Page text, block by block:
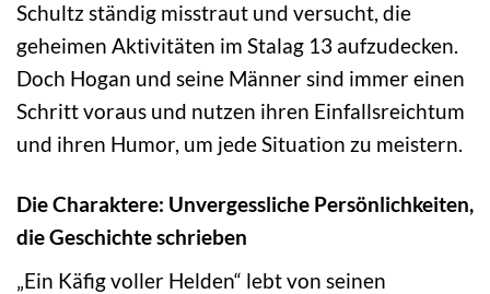
Schultz ständig misstraut und versucht, die
geheimen Aktivitäten im Stalag 13 aufzudecken.
Doch Hogan und seine Männer sind immer einen
Schritt voraus und nutzen ihren Einfallsreichtum
und ihren Humor, um jede Situation zu meistern.
Die Charaktere: Unvergessliche Persönlichkeiten,
die Geschichte schrieben
„Ein Käfig voller Helden“ lebt von seinen